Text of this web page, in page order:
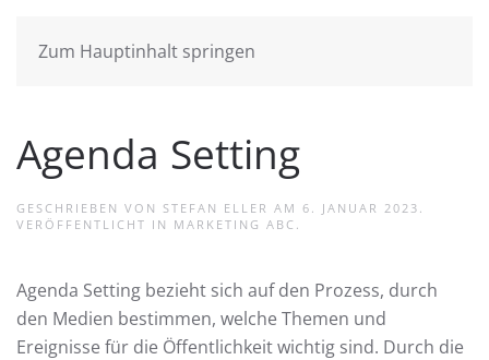
Zum Hauptinhalt springen
Agenda Setting
GESCHRIEBEN VON STEFAN ELLER AM 6. JANUAR 2023 .
VERÖFFENTLICHT IN MARKETING ABC .
Agenda Setting bezieht sich auf den Prozess, durch
den Medien bestimmen, welche Themen und
Ereignisse für die Öffentlichkeit wichtig sind. Durch die